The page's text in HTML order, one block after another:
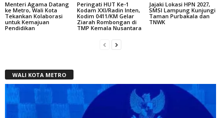
Menteri Agama Datang
ke Metro, Wali Kota
Tekankan Kolaborasi
untuk Kemajuan
Pendidikan
Peringati HUT Ke-1
Kodam XXI/Radin Inten,
Kodim 0411/KM Gelar
Ziarah Rombongan di
TMP Kemala Nusantara
Jajaki Lokasi HPN 2027,
SMSI Lampung Kunjungi
Taman Purbakala dan
TNWK
WALI KOTA METRO